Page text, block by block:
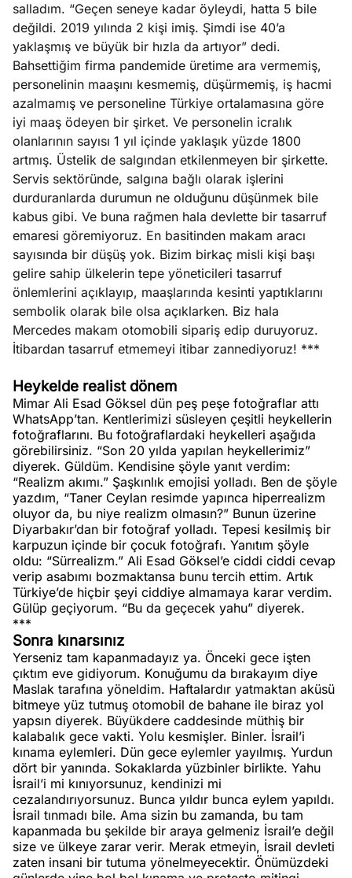
salladım. “Geçen seneye kadar öyleydi, hatta 5 bile
değildi. 2019 yılında 2 kişi imiş. Şimdi ise 40’a
yaklaşmış ve büyük bir hızla da artıyor” dedi.
Bahsettiğim firma pandemide üretime ara vermemiş,
personelinin maaşını kesmemiş, düşürmemiş, iş hacmi
azalmamış ve personeline Türkiye ortalamasına göre
iyi maaş ödeyen bir şirket. Ve personelin icralık
olanlarının sayısı 1 yıl içinde yaklaşık yüzde 1800
artmış. Üstelik de salgından etkilenmeyen bir şirkette.
Servis sektöründe, salgına bağlı olarak işlerini
durduranlarda durumun ne olduğunu düşünmek bile
kabus gibi. Ve buna rağmen hala devlette bir tasarruf
emaresi göremiyoruz. En basitinden makam aracı
sayısında bir düşüş yok. Bizim birkaç misli kişi başı
gelire sahip ülkelerin tepe yöneticileri tasarruf
önlemlerini açıklayıp, maaşlarında kesinti yaptıklarını
sembolik olarak bile olsa açıklarken. Biz hala
Mercedes makam otomobili sipariş edip duruyoruz.
İtibardan tasarruf etmemeyi itibar zannediyoruz! ***
Heykelde realist dönem
Mimar Ali Esad Göksel dün peş peşe fotoğraflar attı
WhatsApp’tan. Kentlerimizi süsleyen çeşitli heykellerin
fotoğraflarını. Bu fotoğraflardaki heykelleri aşağıda
görebilirsiniz. “Son 20 yılda yapılan heykellerimiz”
diyerek. Güldüm. Kendisine şöyle yanıt verdim:
“Realizm akımı.” Şaşkınlık emojisi yolladı. Ben de şöyle
yazdım, “Taner Ceylan resimde yapınca hiperrealizm
oluyor da, bu niye realizm olmasın?” Bunun üzerine
Diyarbakır’dan bir fotoğraf yolladı. Tepesi kesilmiş bir
karpuzun içinde bir çocuk fotoğrafı. Yanıtım şöyle
oldu: “Sürrealizm.” Ali Esad Göksel’e ciddi ciddi cevap
verip asabımı bozmaktansa bunu tercih ettim. Artık
Türkiye’de hiçbir şeyi ciddiye almamaya karar verdim.
Gülüp geçiyorum. “Bu da geçecek yahu” diyerek.
***
Sonra kınarsınız
Yerseniz tam kapanmadayız ya. Önceki gece işten
çıktım eve gidiyorum. Konuğumu da bırakayım diye
Maslak tarafına yöneldim. Haftalardır yatmaktan aküsü
bitmeye yüz tutmuş otomobil de bahane ile biraz yol
yapsın diyerek. Büyükdere caddesinde müthiş bir
kalabalık gece vakti. Yolu kesmişler. Binler. İsrail’i
kınama eylemleri. Dün gece eylemler yayılmış. Yurdun
dört bir yanında. Sokaklarda yüzbinler birlikte. Yahu
İsrail’i mi kınıyorsunuz, kendinizi mi
cezalandırıyorsunuz. Bunca yıldır bunca eylem yapıldı.
İsrail tınmadı bile. Ama sizin bu zamanda, bu tam
kapanmada bu şekilde bir araya gelmeniz İsrail’e değil
size ve ülkeye zarar verir. Merak etmeyin, İsrail devleti
zaten insani bir tutuma yönelmeyecektir. Önümüzdeki